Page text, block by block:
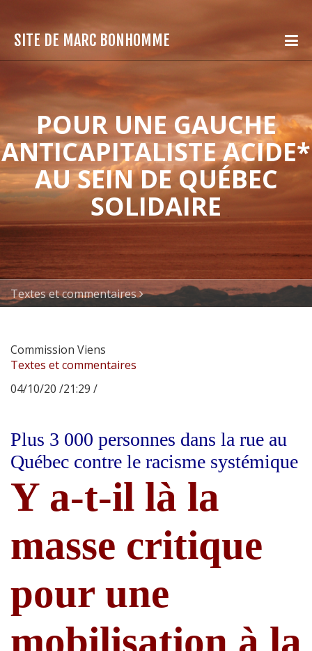
SITE DE MARC BONHOMME
POUR UNE GAUCHE
ANTICAPITALISTE ACIDE*
AU SEIN DE QUÉBEC
SOLIDAIRE
Textes et commentaires
Commission Viens
Textes et commentaires
04/10/20 /21:29 /
Plus 3 000 personnes dans la rue au
Québec contre le racisme systémique
Y a-t-il là la
masse critique
pour une
mobilisation à la